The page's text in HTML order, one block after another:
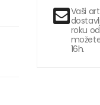
Vaši
roku
16h.